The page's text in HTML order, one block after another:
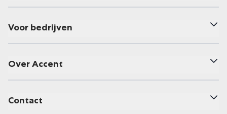
Voor bedrijven
Over Accent
Contact